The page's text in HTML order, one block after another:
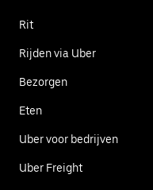
Rit
Rijden via Uber
Bezorgen
Eten
Uber voor bedrijven
Uber Freight